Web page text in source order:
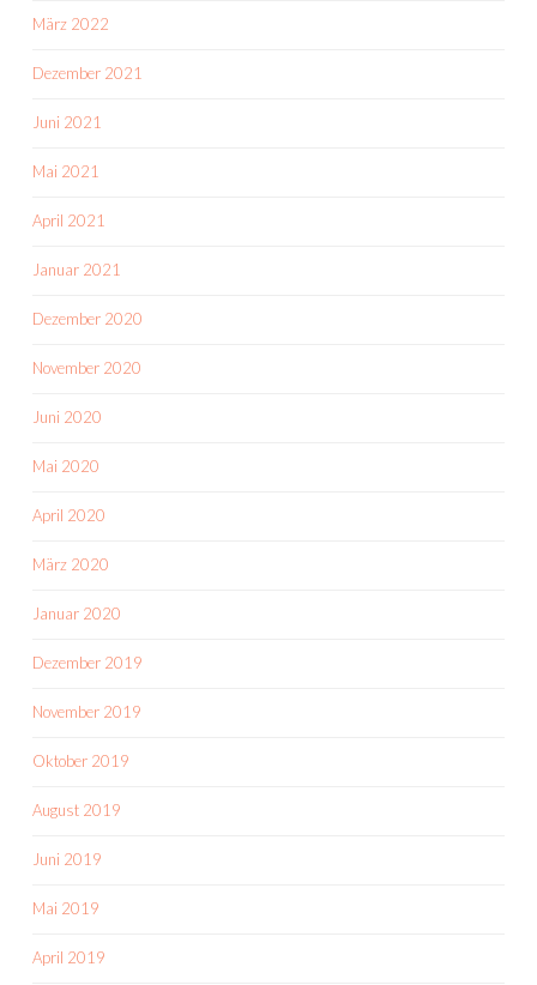
März 2022
Dezember 2021
Juni 2021
Mai 2021
April 2021
Januar 2021
Dezember 2020
November 2020
Juni 2020
Mai 2020
April 2020
März 2020
Januar 2020
Dezember 2019
November 2019
Oktober 2019
August 2019
Juni 2019
Mai 2019
April 2019